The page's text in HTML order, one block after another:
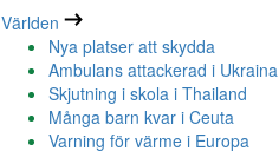
Världen
Nya platser att skydda
Ambulans attackerad i Ukraina
Skjutning i skola i Thailand
Många barn kvar i Ceuta
Varning för värme i Europa